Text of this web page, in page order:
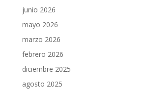
junio 2026
mayo 2026
marzo 2026
febrero 2026
diciembre 2025
agosto 2025